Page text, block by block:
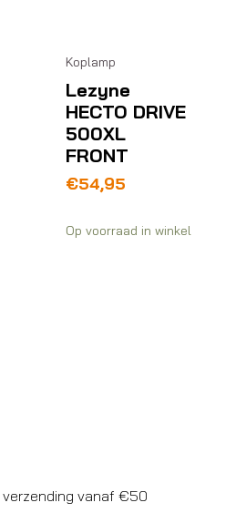
Koplamp
Lezyne
HECTO DRIVE
500XL
FRONT
€54,95
Op voorraad in winkel
verzending vanaf €50